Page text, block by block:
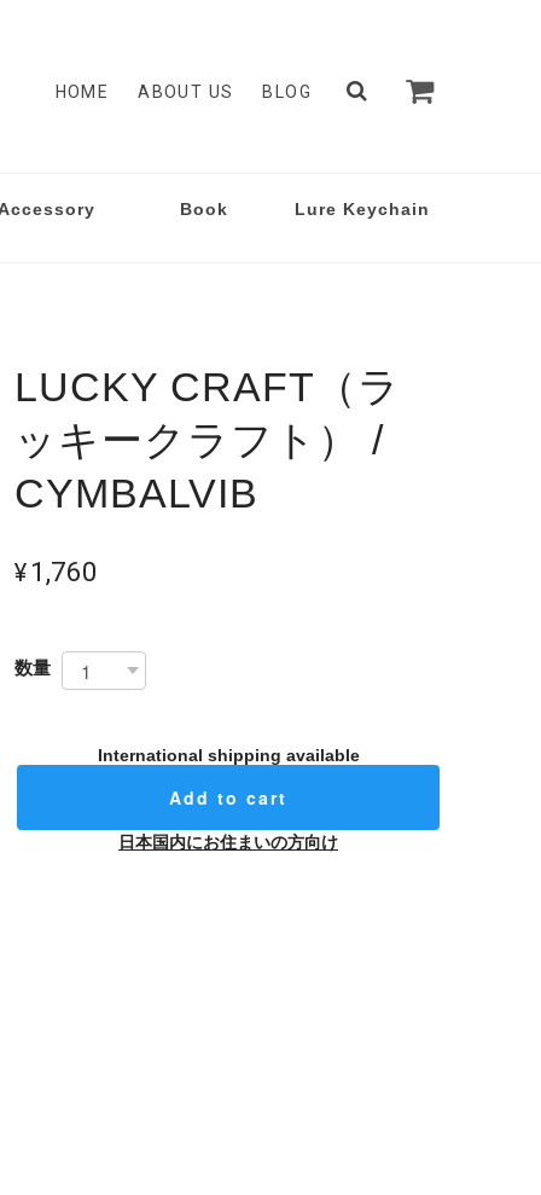
HOME ABOUT US BLOG
Book Lure Keychain
LUCKY CRAFT（ラ
ッキークラフト） /
CYMBALVIB
¥1,760
数量
International shipping available
Add to cart
日本国内にお住まいの方向け